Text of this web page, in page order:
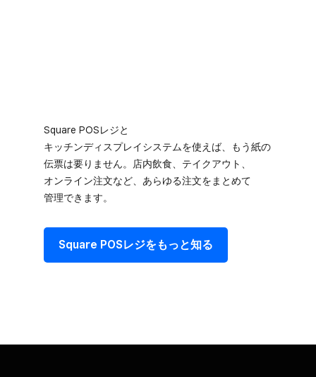
Square POSレジと​
キッチンディスプレイシステムを​使えば、​もう​紙の​
伝票は​要りません。​店内飲食、​テイクアウト、​
オンライン注文など、​あらゆる​注文を​まとめて​
管理できます。
Square POSレジを​もっと​知る